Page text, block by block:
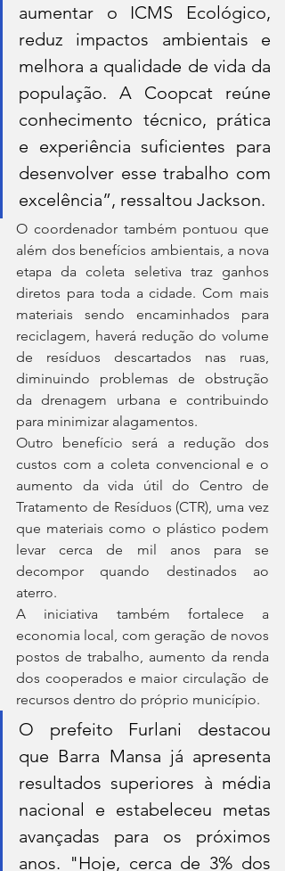
aumentar o ICMS Ecológico,
reduz impactos ambientais e
melhora a qualidade de vida da
população. A Coopcat reúne
conhecimento técnico, prática
e experiência suficientes para
desenvolver esse trabalho com
excelência”, ressaltou Jackson.
O coordenador também pontuou que
além dos benefícios ambientais, a nova
etapa da coleta seletiva traz ganhos
diretos para toda a cidade. Com mais
materiais sendo encaminhados para
reciclagem, haverá redução do volume
de resíduos descartados nas ruas,
diminuindo problemas de obstrução
da drenagem urbana e contribuindo
para minimizar alagamentos.
Outro benefício será a redução dos
custos com a coleta convencional e o
aumento da vida útil do Centro de
Tratamento de Resíduos (CTR), uma vez
que materiais como o plástico podem
levar cerca de mil anos para se
decompor quando destinados ao
aterro.
A iniciativa também fortalece a
economia local, com geração de novos
postos de trabalho, aumento da renda
dos cooperados e maior circulação de
recursos dentro do próprio município.
O prefeito Furlani destacou
que Barra Mansa já apresenta
resultados superiores à média
nacional e estabeleceu metas
avançadas para os próximos
anos. "Hoje, cerca de 3% dos